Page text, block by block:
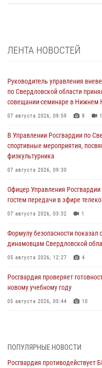
ЛЕНТА НОВОСТЕЙ
Руководитель управления
по Свердловской области
совещании-семинаре в Нижнем
07 августа 2026, 09:59 8 1
В Управлении Росгвардии по
спортивные мероприятия,
физкультурника
07 августа 2026, 09:30
Офицер Управления
гостем передачи в эфире
07 августа 2026, 03:32 1
Формулу безопасности
динамовцам Свердловской
05 августа 2026, 12:27 4
Росгвардия проверяет
новому учебному году
05 августа 2026, 05:44 10
04 августа 2026, 09:57 2
Росгвардия приняла участие в
ПОПУЛЯРНЫЕ НОВОСТИ
Росгвардия